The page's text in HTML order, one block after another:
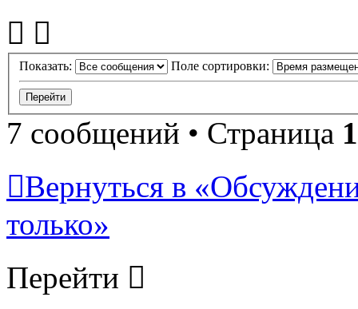
Показать: Поле сортировки:
7 сообщений • Страница 1
Вернуться в
только»
Перейти